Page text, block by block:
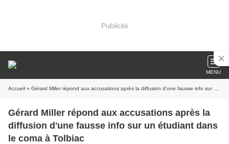
Publicité
MENU
Accueil » Gérard Miller répond aux accusations après la diffusion d'une fausse info sur un étudiant dans le coma à Tolbiac
Gérard Miller répond aux accusations après la
diffusion d'une fausse info sur un étudiant dans
le coma à Tolbiac